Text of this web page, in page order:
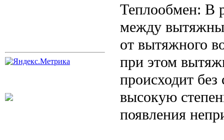
Теплообмен: В
между
от вытяжного
при этом
происходит
высокую
появления